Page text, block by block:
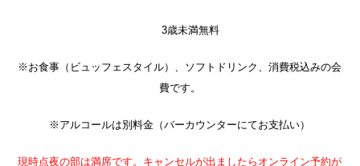
3歳未満無料
※お食事（ビュッフェスタイル）、ソフトドリンク、消費税込みの会
費です。
※アルコールは別料金（バーカウンターにてお支払い）
現時点夜の部は満席です。キャンセルが出ましたらオンライン予約が